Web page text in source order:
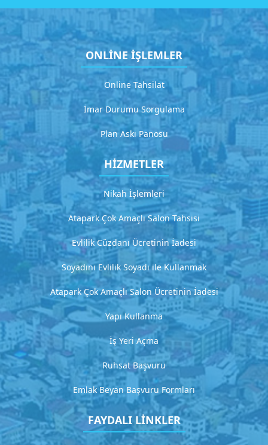
z
m
e
t
1
D
e
t
a
y
l
k
l
a
t
H
i
z
m
e
ONLİNE İŞLEMLER
Online Tahsilat
İmar Durumu Sorgulama
Plan Askı Panosu
HİZMETLER
Nikah İşlemleri
Atapark Çok Amaçlı Salon Tahsisi
Evlilik Cüzdanı Ücretinin İadesi
Soyadını Evlilik Soyadı ile Kullanmak
Atapark Çok Amaçlı Salon Ücretinin İadesi
Yapı Kullanma
İş Yeri Açma
Ruhsat Başvuru
Emlak Beyan Başvuru Formları
FAYDALI LİNKLER